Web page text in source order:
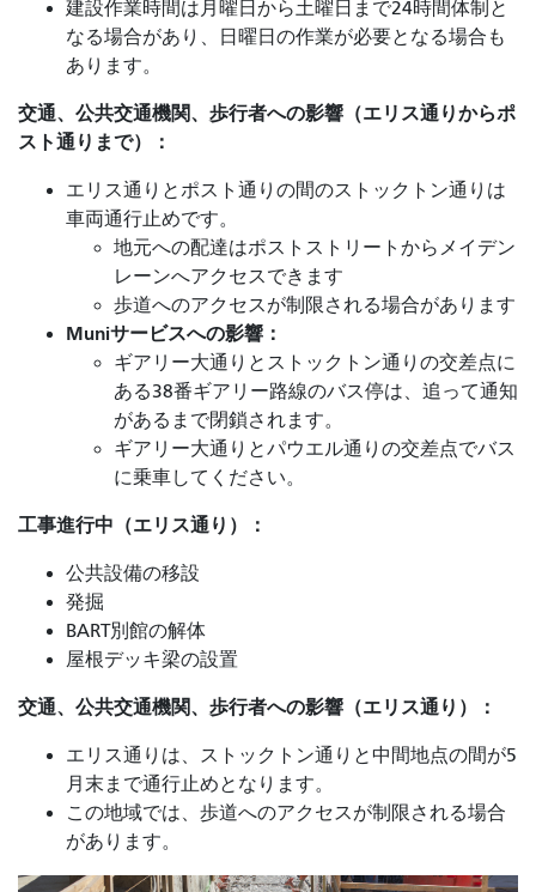
建設作業時間は月曜日から土曜日まで24時間体制と
なる場合があり、日曜日の作業が必要となる場合も
あります。
交通、公共交通機関、歩行者への影響（エリス通りからポ
スト通りまで）：
エリス通りとポスト通りの間のストックトン通りは
車両通行止めです。
地元への配達はポストストリートからメイデン
レーンへアクセスできます
歩道へのアクセスが制限される場合があります
Muniサービスへの影響：
ギアリー大通りとストックトン通りの交差点に
ある38番ギアリー路線のバス停は、追って通知
があるまで閉鎖されます。
ギアリー大通りとパウエル通りの交差点でバス
に乗車してください。
工事進行中（エリス通り）：
公共設備の移設
発掘
BART別館の解体
屋根デッキ梁の設置
交通、公共交通機関、歩行者への影響（エリス通り）：
エリス通りは、ストックトン通りと中間地点の間が5
月末まで通行止めとなります。
この地域では、歩道へのアクセスが制限される場合
があります。